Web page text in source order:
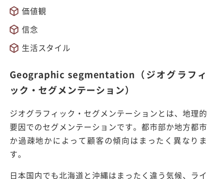
価値観
信念
生活スタイル
Geographic segmentation（ジオグラフィ
ック・セグメンテーション）
ジオグラフィック・セグメンテーションとは、地理的
要因でのセグメンテーションです。都市部か地方都市
か過疎地かによって顧客の傾向はまったく異なりま
す。
日本国内でも北海道と沖縄はまったく違う気候、ライ